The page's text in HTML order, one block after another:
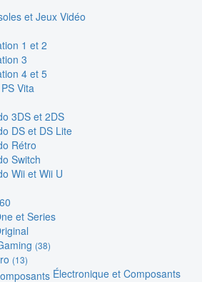
et Jeux Vidéo
1 et 2
3
4 et 5
Vita
3DS et 2DS
DS et DS Lite
Rétro
Switch
Wii et Wii U
et Series
(38)
(13)
Électronique et Composants